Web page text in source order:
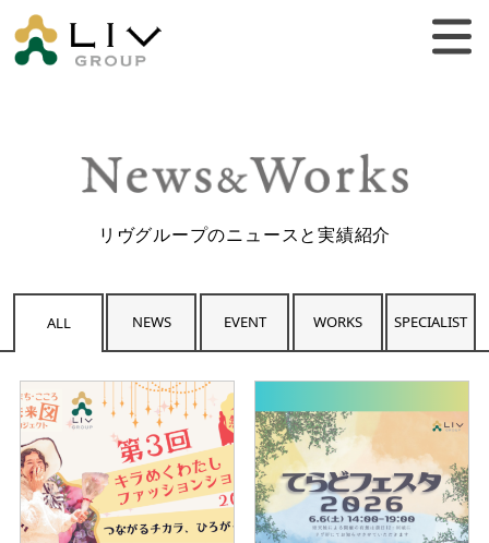
リヴグループのニュースと実績紹介
ALL NEWS EVENT WORKS SPECIALIST